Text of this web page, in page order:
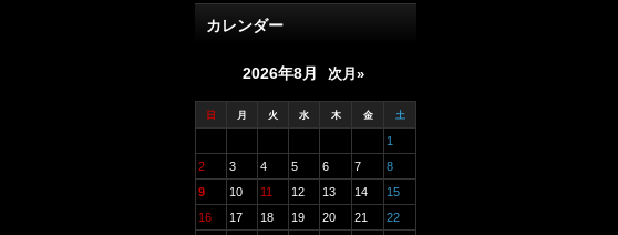
カレンダー
2026年8月 次月»
日 月 火 水 木 金 土
1
2
3 4 5 6 7
8
9
10 11 12 13 14
15
16
17 18 19 20 21
22